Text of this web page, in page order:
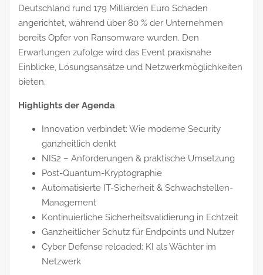
Deutschland rund 179 Milliarden Euro Schaden
angerichtet, während über 80 % der Unternehmen
bereits Opfer von Ransomware wurden. Den
Erwartungen zufolge wird das Event praxisnahe
Einblicke, Lösungsansätze und Netzwerkmöglichkeiten
bieten.
Highlights der Agenda
Innovation verbindet: Wie moderne Security
ganzheitlich denkt
NIS2 – Anforderungen & praktische Umsetzung
Post-Quantum-Kryptographie
Automatisierte IT-Sicherheit & Schwachstellen-
Management
Kontinuierliche Sicherheitsvalidierung in Echtzeit
Ganzheitlicher Schutz für Endpoints und Nutzer
Cyber Defense reloaded: KI als Wächter im
Netzwerk